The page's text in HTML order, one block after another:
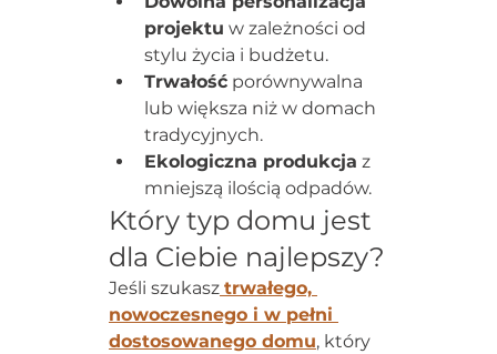
projektu w zależności od
stylu życia i budżetu.
Trwałość porównywalna
lub większa niż w domach
tradycyjnych.
Ekologiczna produkcja z
mniejszą ilością odpadów.
Który typ domu jest
dla Ciebie najlepszy?
Jeśli szukasz trwałego,
nowoczesnego i w pełni
dostosowanego domu, który